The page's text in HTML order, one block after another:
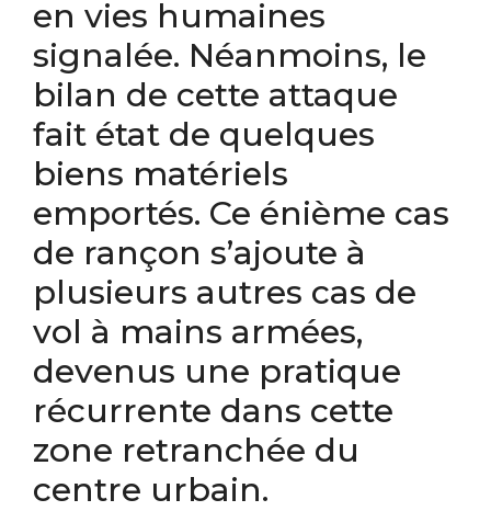
en vies humaines
signalée. Néanmoins, le
bilan de cette attaque
fait état de quelques
biens matériels
emportés. Ce énième cas
de rançon s’ajoute à
plusieurs autres cas de
vol à mains armées,
devenus une pratique
récurrente dans cette
zone retranchée du
centre urbain.